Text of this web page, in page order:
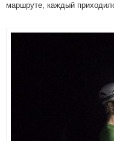
маршруте, каждый